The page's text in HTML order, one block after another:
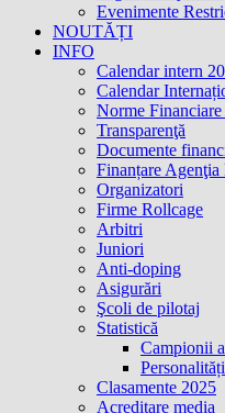
Evenimente
NOUTĂȚI
INFO
Calendar intern
Calendar
Norme
Transparenţă
Documente
Finanțare
Organizatori
Firme Rollcage
Arbitri
Juniori
Anti-doping
Asigurări
Şcoli de pilotaj
Statistică
Campionii
Clasamente 2025
Acreditare media